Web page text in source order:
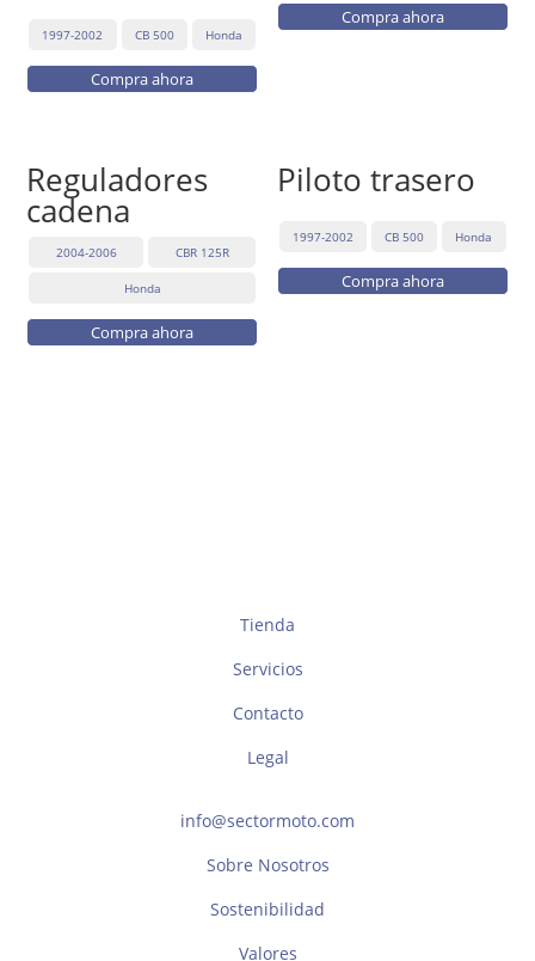
1997-2002 CB 500 Honda
Compra ahora
Compra ahora
Reguladores
cadena
2004-2006 CBR 125R
Honda
Compra ahora
Piloto trasero
1997-2002 CB 500 Honda
Compra ahora
Tienda
Servicios
Contacto
Legal
info@sectormoto.com
Sobre Nosotros
Sostenibilidad
Valores